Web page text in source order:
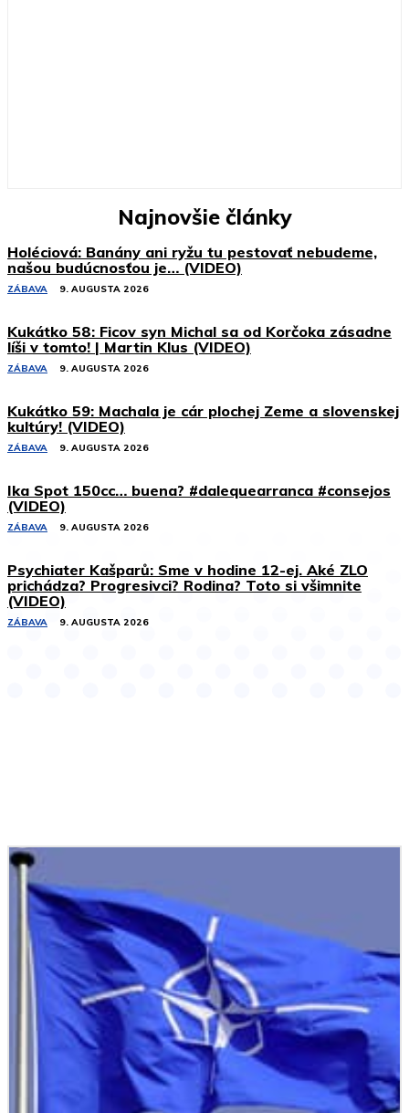
Najnovšie články
Holéciová: Banány ani ryžu tu pestovať nebudeme,
našou budúcnosťou je… (VIDEO)
ZÁBAVA 9. AUGUSTA 2026
Kukátko 58: Ficov syn Michal sa od Korčoka zásadne
líši v tomto! | Martin Klus (VIDEO)
ZÁBAVA 9. AUGUSTA 2026
Kukátko 59: Machala je cár plochej Zeme a slovenskej
kultúry! (VIDEO)
ZÁBAVA 9. AUGUSTA 2026
Ika Spot 150cc… buena? #dalequearranca #consejos
(VIDEO)
ZÁBAVA 9. AUGUSTA 2026
Psychiater Kašparů: Sme v hodine 12-ej. Aké ZLO
prichádza? Progresivci? Rodina? Toto si všimnite
(VIDEO)
ZÁBAVA 9. AUGUSTA 2026